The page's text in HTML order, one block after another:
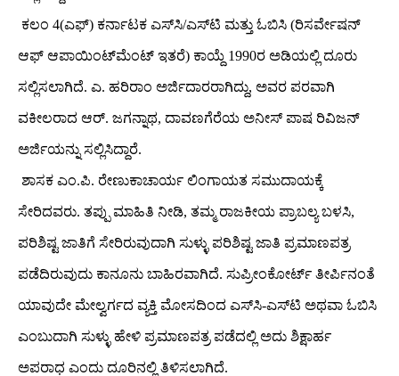
ಕಲಂ 4(ಎಫ್‌) ಕರ್ನಾಟಕ ಎಸ್‍ಸಿ/ಎಸ್‍ಟಿ ಮತ್ತು ಓಬಿಸಿ (ರಿಸರ್ವೇಷನ್
ಆಫ್‌ ಆಪಾಯಿಂಟ್‍ಮೆಂಟ್ ಇತರೆ) ಕಾಯ್ದೆ 1990ರ ಅಡಿಯಲ್ಲಿ ದೂರು
ಸಲ್ಲಿಸಲಾಗಿದೆ. ಎ. ಹರಿರಾಂ ಅರ್ಜಿದಾರರಾಗಿದ್ದು, ಅವರ ಪರವಾಗಿ
ವಕೀಲರಾದ ಆರ್. ಜಗನ್ನಾಥ, ದಾವಣಗೆರೆಯ ಅನೀಸ್ ಪಾಷ ರಿವಿಜನ್
ಅರ್ಜಿಯನ್ನು ಸಲ್ಲಿಸಿದ್ದಾರೆ.
ಶಾಸಕ ಎಂ.ಪಿ. ರೇಣುಕಾಚಾರ್ಯ ಲಿಂಗಾಯತ ಸಮುದಾಯಕ್ಕೆ
ಸೇರಿದವರು. ತಪ್ಪು ಮಾಹಿತಿ ನೀಡಿ, ತಮ್ಮ ರಾಜಕೀಯ ಪ್ರಾಬಲ್ಯ ಬಳಸಿ,
ಪರಿಶಿಷ್ಟ ಜಾತಿಗೆ ಸೇರಿರುವುದಾಗಿ ಸುಳ್ಳು ಪರಿಶಿಷ್ಟ ಜಾತಿ ಪ್ರಮಾಣಪತ್ರ
ಪಡೆದಿರುವುದು ಕಾನೂನು ಬಾಹಿರವಾಗಿದೆ. ಸುಪ್ರೀಂಕೋರ್ಟ್‌ ತೀರ್ಪಿನಂತೆ
ಯಾವುದೇ ಮೇಲ್ವರ್ಗದ ವ್ಯಕ್ತಿ ಮೋಸದಿಂದ ಎಸ್‍ಸಿ-ಎಸ್‍ಟಿ ಅಥವಾ ಓಬಿಸಿ
ಎಂಬುದಾಗಿ ಸುಳ್ಳು ಹೇಳಿ ಪ್ರಮಾಣಪತ್ರ ಪಡೆದಲ್ಲಿ ಅದು ಶಿಕ್ಷಾರ್ಹ
ಅಪರಾಧ ಎಂದು ದೂರಿನಲ್ಲಿ ತಿಳಿಸಲಾಗಿದೆ.